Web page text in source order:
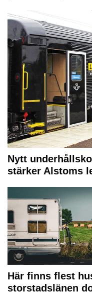
Nytt
stärker Alstoms
Här finns flest
storstadslänen